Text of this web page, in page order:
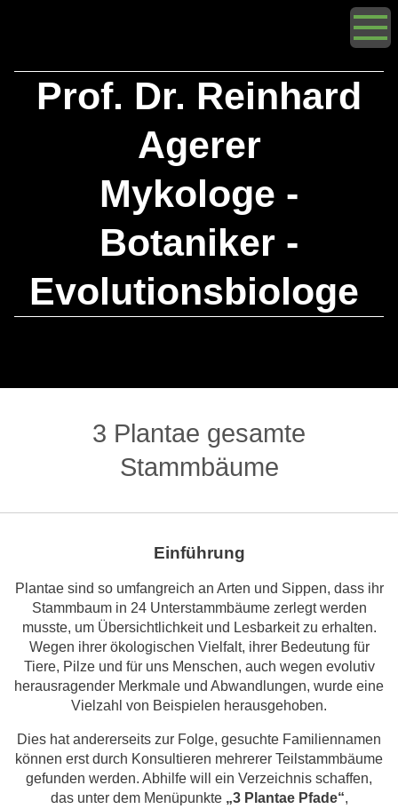
Prof. Dr. Reinhard
Agerer
Mykologe -
Botaniker -
Evolutionsbiologe
3 Plantae gesamte
Stammbäume
Einführung
Plantae sind so umfangreich an Arten und Sippen, dass ihr
Stammbaum in 24 Unterstammbäume zerlegt werden
musste, um Übersichtlichkeit und Lesbarkeit zu erhalten.
Wegen ihrer ökologischen Vielfalt, ihrer Bedeutung für
Tiere, Pilze und für uns Menschen, auch wegen evolutiv
herausragender Merkmale und Abwandlungen, wurde eine
Vielzahl von Beispielen herausgehoben.
Dies hat andererseits zur Folge, gesuchte Familiennamen
können erst durch Konsultieren mehrerer Teilstammbäume
gefunden werden. Abhilfe will ein Verzeichnis schaffen,
das unter dem Menüpunkte „3 Plantae Pfade“,